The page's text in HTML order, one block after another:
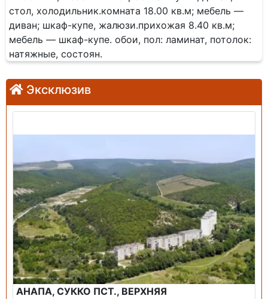
стол, холодильник.комната 18.00 кв.м; мебель —
диван; шкаф-купе, жалюзи.прихожая 8.40 кв.м;
мебель — шкаф-купе. обои, пол: ламинат, потолок:
натяжные, состоян.
Эксклюзив
АНАПА, СУККО ПСТ., ВЕРХНЯЯ